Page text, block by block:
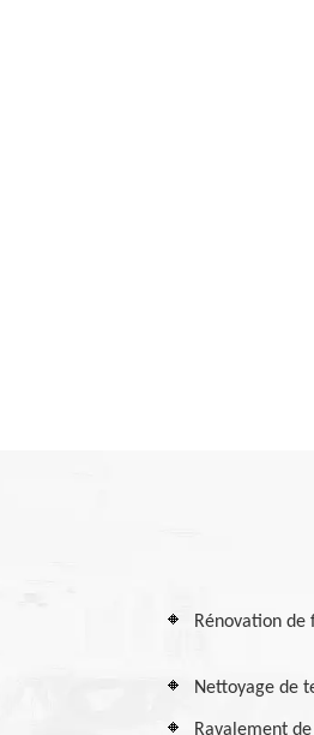
Rénovation de
Nettoyage de
Ravalement